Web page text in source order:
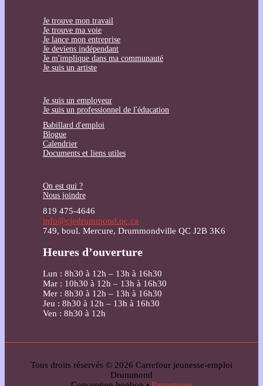
Je trouve mon travail
Je trouve ma voie
Je lance mon entreprise
Je deviens indépendant
Je m'implique dans ma communauté
Je suis un artiste
Je suis un employeur
Je suis un professionnel de l'éducation
Babillard d'emploi
Blogue
Calendrier
Documents et liens utiles
On est qui ?
Nous joindre
819 475-4646
info@cjedrummond.qc.ca
749, boul. Mercure, Drummondville QC J2B 3K6
Heures d’ouverture
Lun : 8h30 à 12h – 13h à 16h30
Mar : 10h30 à 12h – 13h à 16h30
Mer : 8h30 à 12h – 13h à 16h30
Jeu : 8h30 à 12h – 13h à 16h30
Ven : 8h30 à 12h
Tous droits réservés © 2026 Carrefour jeunesse-emploi
Drummond